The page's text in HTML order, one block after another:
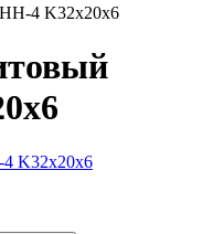
4 K32x20x6